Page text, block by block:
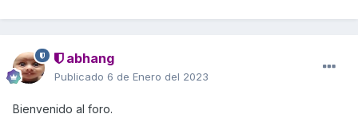
abhang
Publicado 6 de Enero del 2023
Bienvenido al foro.